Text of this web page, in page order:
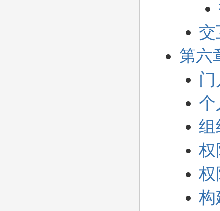
交
第六
个
组
权
权
构